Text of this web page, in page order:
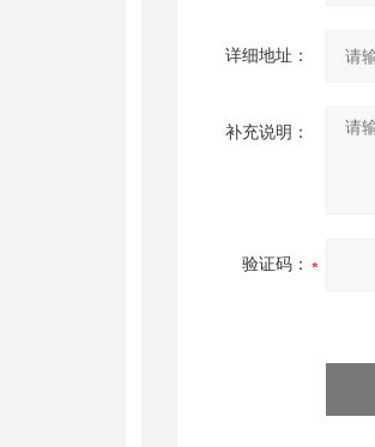
详细地址：
补充说明：
验证码：